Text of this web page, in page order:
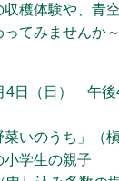
収穫体験や、青
てみませんか
4日（日） 午後
いのうち」（槇
学生の親子